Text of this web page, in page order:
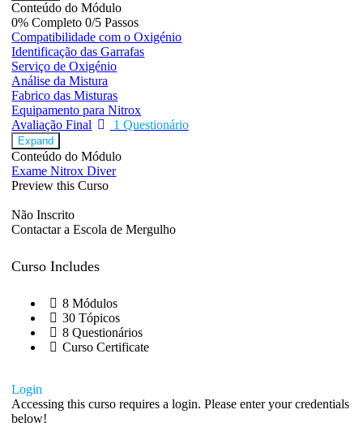
Conteúdo do Módulo
0% Completo0/5 Passos
Compatibilidade com o Oxigénio
Identificação das Garrafas
Serviço de Oxigénio
Análise da Mistura
Fabrico das Misturas
Equipamento para Nitrox
Avaliação Final
1 Questionário
Expand
Conteúdo do Módulo
Exame Nitrox Diver
Preview this Curso
Não Inscrito
Contactar a Escola de Mergulho
Curso Includes
8 Módulos
30 Tópicos
8 Questionários
Curso Certificate
Login
Accessing this curso requires a login. Please enter your credentials
below!